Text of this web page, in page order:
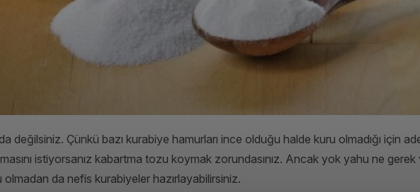
değilsiniz. Çünkü bazı kurabiye hamurları ince olduğu halde kuru olmadığı için
istiyorsanız kabartma tozu koymak zorundasınız. Ancak yok yahu ne
da nefis kurabiyeler hazırlayabilirsiniz.